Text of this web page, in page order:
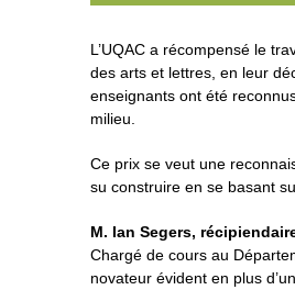
L’UQAC a récompensé le
des arts et lettres, en leur
enseignants ont été
milieu.
Ce prix se veut une
su construire en se basant
M. Ian Segers,
Chargé de cours au
novateur évident en plus